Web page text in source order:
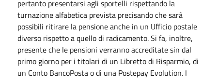
pertanto presentarsi agli sportelli rispettando la
turnazione alfabetica prevista precisando che sarà
possibili ritirare la pensione anche in un Ufficio postale
diverso rispetto a quello di radicamento. Si fa, inoltre,
presente che le pensioni verranno accreditate sin dal
primo giorno per i titolari di un Libretto di Risparmio, di
un Conto BancoPosta o di una Postepay Evolution. I